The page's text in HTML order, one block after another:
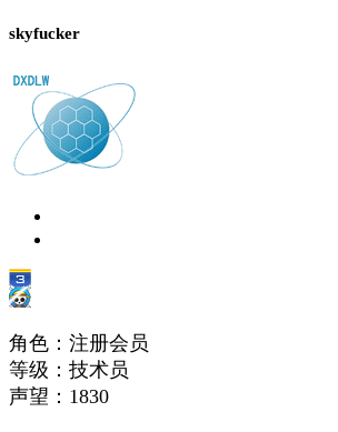
skyfucker
角色：注册会员
等级：技术员
声望： 1830